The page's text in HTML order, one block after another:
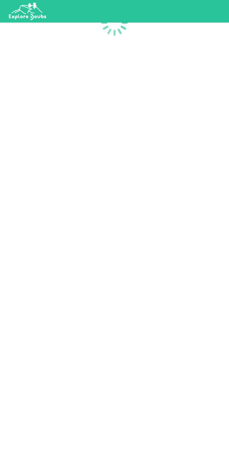
Chargement